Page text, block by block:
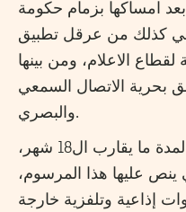
امساكها بزمام حكومة
في نهاية 2011. وهي كذلك من عرقل تطبيق
لقطاع الاعلام، ومن بينها
لسنة 2011 المتعلق بحرية الاتصال السمعي
والبصري.
كما عطلت حركة النهضة لمدة ما يقارب ال18 شهر،
ينص عليها هذا المرسوم،
إذاعية وتلفزية خارجة